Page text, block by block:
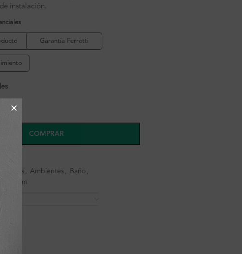
instalación.
Garantía Ferretti
COMPRAR
, Ambientes , Baño ,
60 cm